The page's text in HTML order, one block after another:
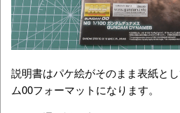
説明書はパケ絵がそのまま表紙と
ム00フォーマットになります。